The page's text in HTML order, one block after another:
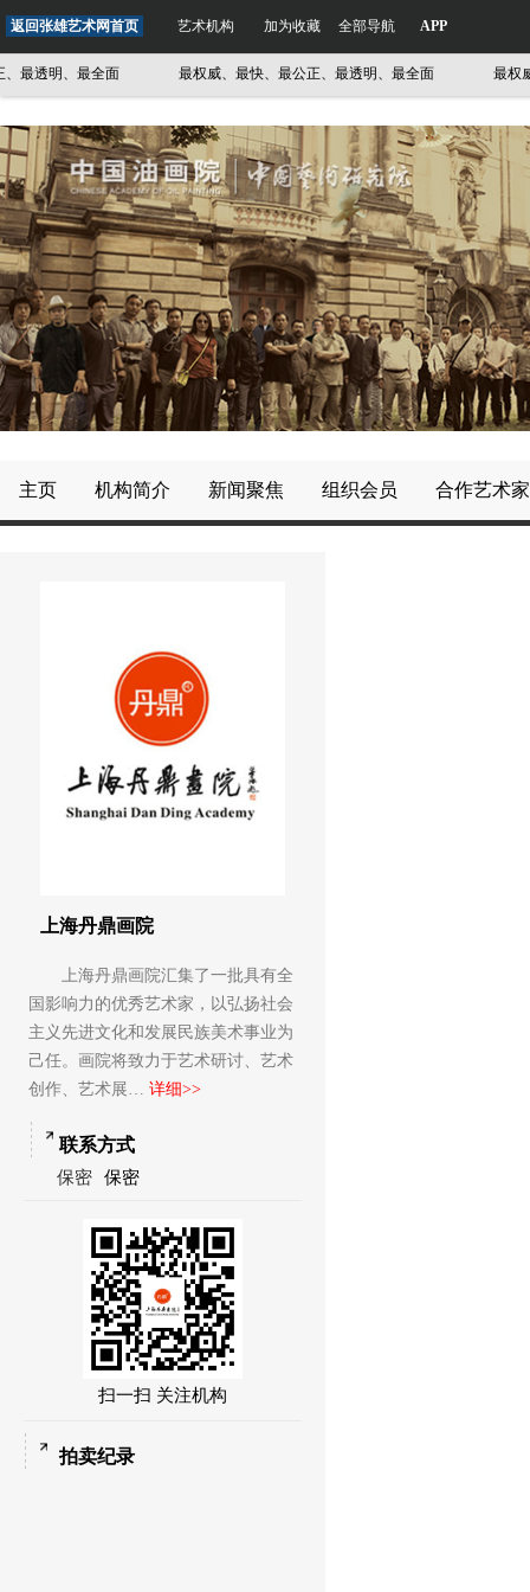
返回张雄艺术网首页 艺术机构 加为收藏 全部导航 APP
透明、最全面 最权威、最快、最公正、最透明、最全面 最权威
主页 机构简介 新闻聚焦 组织会员 合作艺术家
上海丹鼎画院
上海丹鼎画院汇集了一批具有全
国影响力的优秀艺术家，以弘扬社会
主义先进文化和发展民族美术事业为
己任。画院将致力于艺术研讨、艺术
创作、艺术展… 详细>>
联系方式
保密 保密
扫一扫 关注机构
拍卖纪录